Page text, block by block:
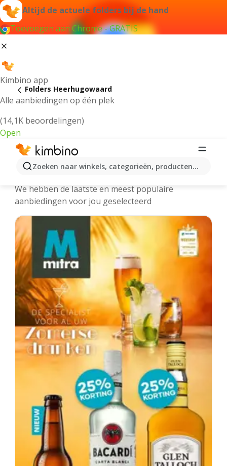
Altijd de actuele folders bij de hand
Toevoegen aan Chrome - GRATIS
Kimbino app
Alle aanbiedingen op één plek
(14,1K beoordelingen)
Open
Zoeken naar winkels, categorieën, producten...
Folders Heerhugowaard
Heerhugowaard - Meest recente
We hebben de laatste en meest populaire
aanbiedingen voor jou geselecteerd